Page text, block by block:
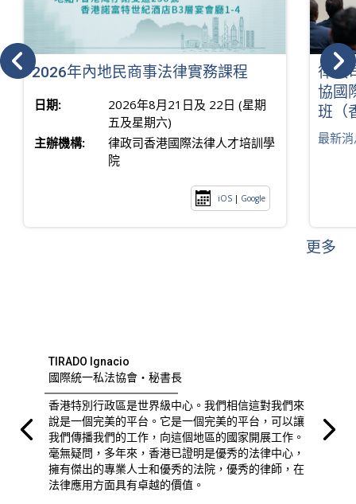
2026年內地民商事法律實務課程
日期:
2026年8月21日及 22日 (星期
五及星期六)
主辦機構:
律政司香港國際法律人才培訓學
院
iOS | Google
律政
協國
班（
最新
更多
TIRADO Ignacio
國際統一私法協會・秘書長
香港特別行政區是世界級中心。我們相信這對我們來
說是一個完美的平台。它是一個完美的平台，可以讓
我們傳播我們的工作，向這個地區的國家開展工作。
毫無疑問，多年來，香港已證明是優秀的法律中心，
擁有傑出的專業人士和優秀的法院，優秀的律師，在
法律應用方面具有卓越的價值。